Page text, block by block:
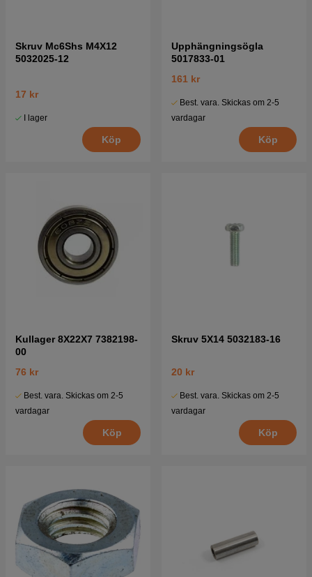
Skruv Mc6Shs M4X12
5032025-12
17 kr
I lager
Köp
Upphängningsögla
5017833-01
161 kr
Best. vara. Skickas om 2-5
vardagar
Köp
Kullager 8X22X7 7382198-
00
76 kr
Best. vara. Skickas om 2-5
vardagar
Köp
Skruv 5X14 5032183-16
20 kr
Best. vara. Skickas om 2-5
vardagar
Köp